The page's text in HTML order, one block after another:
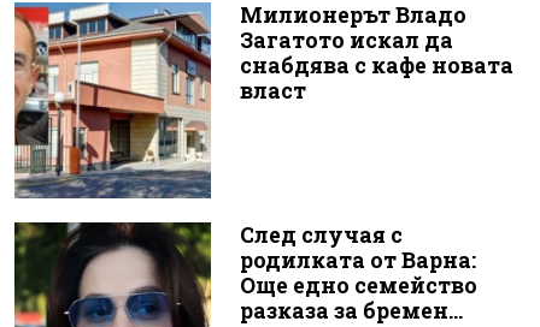
Милионерът Владо
Загатото искал да
снабдява с кафе новата
власт
След случая с
родилката от Варна:
Още едно семейство
разказа за бремен...